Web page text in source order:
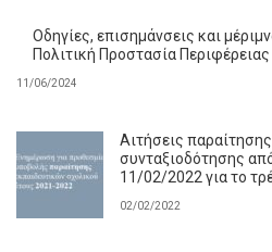
Οδηγίες, επισημάνσεις και
Πολιτική Προστασία
11/06/2024
Αιτήσεις
συνταξιοδότησης
11/02/2022 για το
02/02/2022